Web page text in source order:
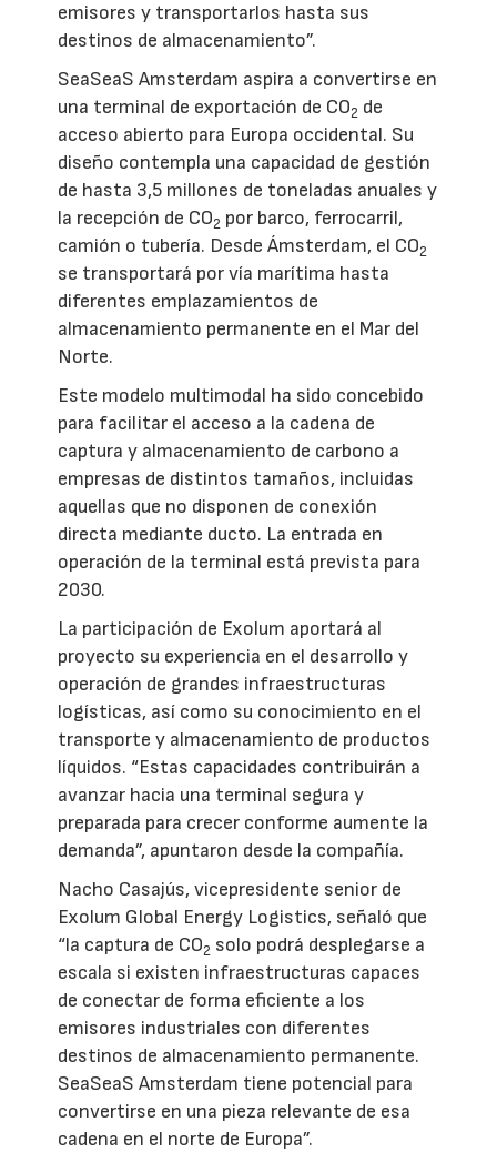
emisores y transportarlos hasta sus
destinos de almacenamiento”.
SeaSeaS Amsterdam aspira a convertirse en
una terminal de exportación de CO2 de
acceso abierto para Europa occidental. Su
diseño contempla una capacidad de gestión
de hasta 3,5 millones de toneladas anuales y
la recepción de CO2 por barco, ferrocarril,
camión o tubería. Desde Ámsterdam, el CO2
se transportará por vía marítima hasta
diferentes emplazamientos de
almacenamiento permanente en el Mar del
Norte.
Este modelo multimodal ha sido concebido
para facilitar el acceso a la cadena de
captura y almacenamiento de carbono a
empresas de distintos tamaños, incluidas
aquellas que no disponen de conexión
directa mediante ducto. La entrada en
operación de la terminal está prevista para
2030.
La participación de Exolum aportará al
proyecto su experiencia en el desarrollo y
operación de grandes infraestructuras
logísticas, así como su conocimiento en el
transporte y almacenamiento de productos
líquidos. “Estas capacidades contribuirán a
avanzar hacia una terminal segura y
preparada para crecer conforme aumente la
demanda”, apuntaron desde la compañía.
Nacho Casajús, vicepresidente senior de
Exolum Global Energy Logistics, señaló que
“la captura de CO2 solo podrá desplegarse a
escala si existen infraestructuras capaces
de conectar de forma eficiente a los
emisores industriales con diferentes
destinos de almacenamiento permanente.
SeaSeaS Amsterdam tiene potencial para
convertirse en una pieza relevante de esa
cadena en el norte de Europa”.